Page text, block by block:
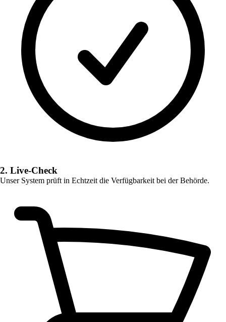
2. Live-Check
Unser System prüft in Echtzeit die Verfügbarkeit bei der Behörde.